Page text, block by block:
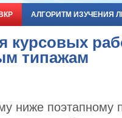
АЛГОРИТМ ИЗУЧЕНИЯ
курсовых
типажам
ниже поэтапному